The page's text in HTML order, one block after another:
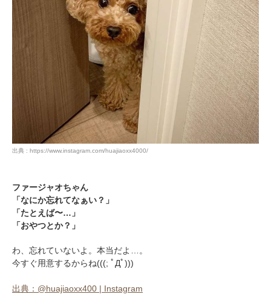
出典 : https://www.instagram.com/huajiaoxx4000/
ファージャオちゃん
「なにか忘れてなぁい？」
「たとえば〜…」
「おやつとか？」
わ、忘れていないよ。本当だよ…。
今すぐ用意するからね(((; ﾟДﾟ)))
出典：@huajiaoxx400 | Instagram